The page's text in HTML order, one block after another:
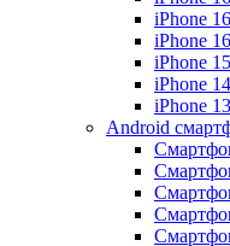
iPhone 16
iPhone
iPhone 15
iPhone 14
iPhone 13
Android